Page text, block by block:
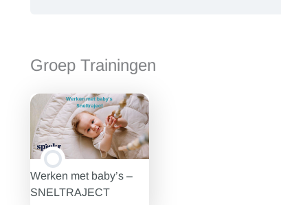
Groep Trainingen
Werken met baby’s –
SNELTRAJECT